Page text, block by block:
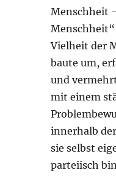
Menschheit
Menschheit“
Vielheit der
baute um,
und
mit einem
innerhalb
sie selbst
parteiisch